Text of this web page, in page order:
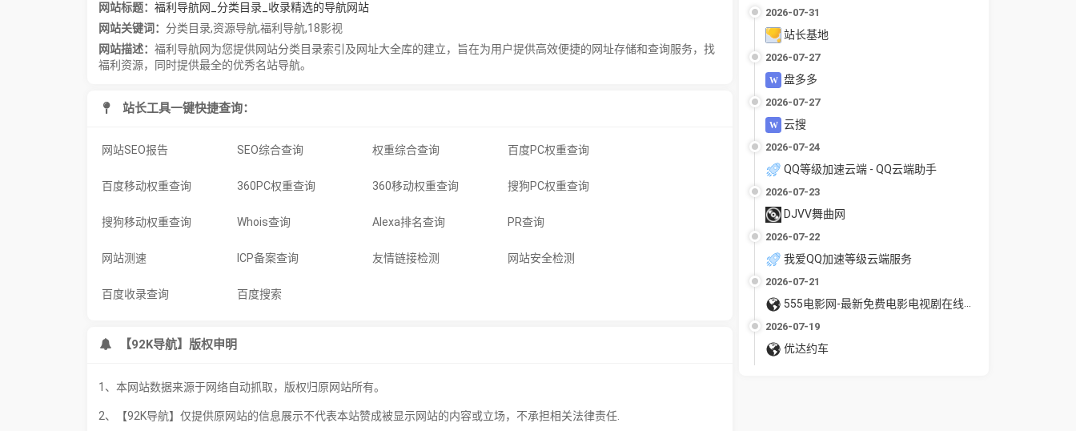
网站标题： 福利导航网_分类目录_收录精选的导航网站
网站关键词： 分类目录,资源导航,福利导航,18影视
网站描述： 福利导航网为您提供网站分类目录索引及网址大全库的建立，旨在为用户提供高效便捷的网址存储和查询服务，找
福利资源，同时提供最全的优秀名站导航。
站长工具一键快捷查询：
网站SEO报告 SEO综合查询 权重综合查询 百度PC权重查询
百度移动权重查询 360PC权重查询 360移动权重查询 搜狗PC权重查询
搜狗移动权重查询 Whois查询 Alexa排名查询 PR查询
网站测速 ICP备案查询 友情链接检测 网站安全检测
百度收录查询 百度搜索
【92K导航】版权申明
1、本网站数据来源于网络自动抓取，版权归原网站所有。
2、【92K导航】仅提供原网站的信息展示不代表本站赞成被显示网站的内容或立场，不承担相关法律责任.
2026-07-31
站长基地
2026-07-27
盘多多
2026-07-27
云搜
2026-07-24
QQ等级加速云端 - QQ云端助手
2026-07-23
DJVV舞曲网
2026-07-22
我爱QQ加速等级云端服务
2026-07-21
555电影网-最新免费电影电视剧在线观看
2026-07-19
优达约车